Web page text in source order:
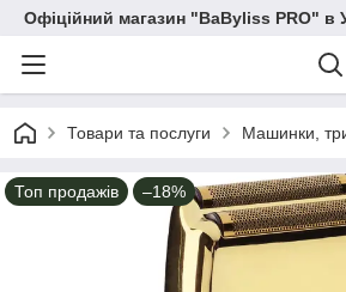
Офіційний магазин "BaByliss PRO" в
Товари та послуги Машинки,
Топ продажів –18%